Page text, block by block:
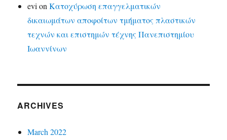
evi onΚατοχύρωση επαγγελματικών
δικαιωμάτων αποφοίτων τμήματος πλαστικών
τεχνών και επιστημών τέχνης Πανεπιστημίου
Ιωαννίνων
ARCHIVES
March 2022